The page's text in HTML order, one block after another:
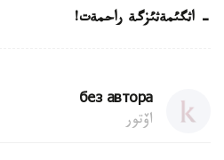
- اثگئمةثئزگة راحمةت!
без автора
اۆتور